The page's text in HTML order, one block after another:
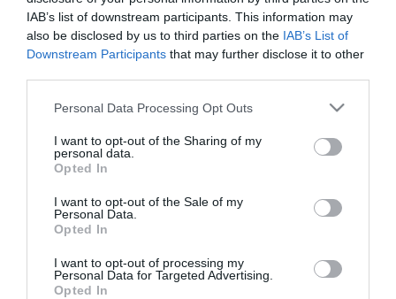
IAB’s list of downstream participants. This information may
also be disclosed by us to third parties on the IAB’s List of
Downstream Participants that may further disclose it to other
Please note that this website/app uses one or more Google
not limited to your visit or usage behaviour. You may click to
grant or deny consent to Google and its third-party tags to
use your data for below specified purposes in below Google
consent section.
Personal Data Processing Opt Outs
I want to opt-out of the Sharing of my
personal data.
Opted In
I want to opt-out of the Sale of my
Personal Data.
Opted In
I want to opt-out of processing my
Personal Data for Targeted Advertising.
Opted In
ma.hu legfrissebb hírei:
14:02
Szomjazó gólyának adott inni egy férfi Tiszakécskénél -
megható pillanatot rögzített a kamera
12:56
Megható felvétel: elpusztult borját vitte magával egy
Pórázra kötve hagytak egy kutyát egy híd alatt Miskolcon
Védelmi Munkacsoport: hosszabb hőségriasztás, stabil
Vizet vinnének a szomjazó vadaknak: önkéntes
összefogást szerveznek a túrázók
Rekordközeli aszály a Dunán: megkezdték a történelmi
kisvízszintek rögzítését